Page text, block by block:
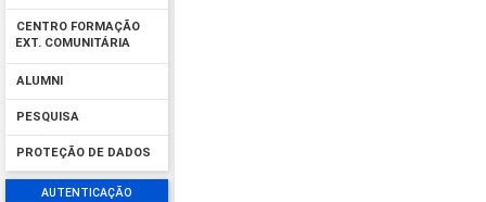
CENTRO FORMAÇÃO
EXT. COMUNITÁRIA
ALUMNI
PESQUISA
PROTEÇÃO DE DADOS
AUTENTICAÇÃO